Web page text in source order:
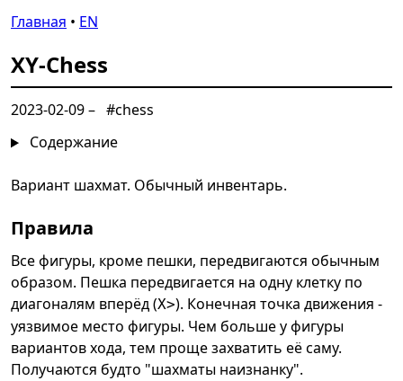
Главная • EN
XY-Chess
2023-02-09– #chess
Содержание
Вариант шахмат. Обычный инвентарь.
Правила
Все фигуры, кроме пешки, передвигаются обычным
образом. Пешка передвигается на одну клетку по
диагоналям вперёд (X>). Конечная точка движения -
уязвимое место фигуры. Чем больше у фигуры
вариантов хода, тем проще захватить её саму.
Получаются будто "шахматы наизнанку".